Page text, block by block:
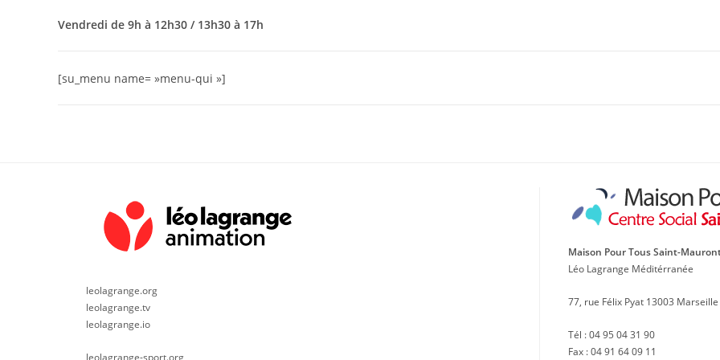
Vendredi de 9h à 12h30 / 13h30 à 17h
[su_menu name= »menu-qui »]
leolagrange.org
leolagrange.tv
leolagrange.io
leolagrange-sport.org
Maison Pour Tous Saint-
Léo Lagrange Méditérranée
77, rue Félix Pyat 13003 Marseille
Tél : 04 95 04 31 90
Fax : 04 91 64 09 11